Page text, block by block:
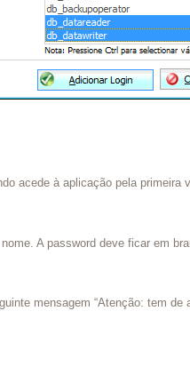
acede à aplicação pela primeira
A password deve ficar em
mensagem “Atenção: tem